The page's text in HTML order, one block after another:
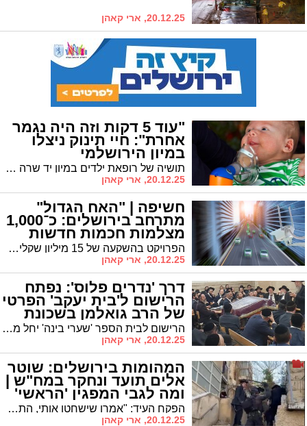
20.12.25, ארי קאהן
"עוד 5 דקות וזה היה נגמר
אחרת": חיי תינוק ניצלו
במיון הירושלמי
תושיה של רופאת ילדים במיון יד שרה הצילה תינוק בן שנתיים שסבל מקשיי נשימה חמורים • ההחלטה החריגה התקבלה על רקע החשש מפינוי לבית החולים במצב המסוכן
20.12.25, ארי קאהן
חשיפה | "האח הגדול"
מתרחב בירושלים: כ־1,000
מצלמות חכמות חדשות
ברחבי הבירה הפרויקט בהשקעה של 15 מיליון שקלים יבוצע בשיתוף העירייה והמשרד לביטחון לאומי • המצלמות המתקדמות מאפשרות שליטה ובקרה לצד זיהוי לוחיות רישוי
20.12.25, ארי קאהן
דרך 'נדרים פלוס': נפתח
הרישום ל'בית יעקב' הפרטי
של הרב גואלמן בשכונת
רמות הרישום לבית הספר 'שערי בינה' יחל מחר דרך מערכת 'נדרים פלוס' • דמי הרישום גבוהים "בשל עלות הפתיחה הגבוהה", ללא הבטחה להחזר
20.12.25, ארי קאהן
המהומות בירושלים: שוטר
אלים תועד ונחקר במח"ש |
ומה לגבי המפגין 'הראשי'
שנעצר? הפקח העיד: "אמרו שישחטו אותי, התחילו לבעוט בי" • מח"ש פתחה בחקירת השוטר שתועד מכה בחורי ישיבה באלה • וזה מה שקבע השופט לגבי 'החשוד המרכזי'
20.12.25, ארי קאהן